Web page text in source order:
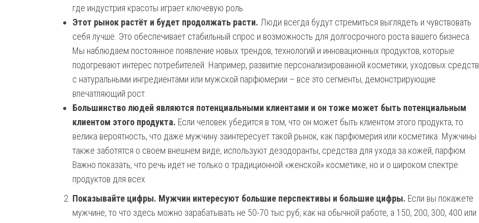
где индустрия красоты играет ключевую роль.
Этот рынок растёт и будет продолжать расти. Люди всегда будут стремиться выглядеть и чувствовать
себя лучше. Это обеспечивает стабильный спрос и возможность для долгосрочного роста вашего бизнеса.
Мы наблюдаем постоянное появление новых трендов, технологий и инновационных продуктов, которые
подогревают интерес потребителей. Например, развитие персонализированной косметики, уходовых средств
с натуральными ингредиентами или мужской парфюмерии – все это сегменты, демонстрирующие
впечатляющий рост.
Большинство людей являются потенциальными клиентами и он тоже может быть потенциальным
клиентом этого продукта. Если человек убедится в том, что он может быть клиентом этого продукта, то
велика вероятность, что даже мужчину заинтересует такой рынок, как парфюмерия или косметика. Мужчины
также заботятся о своем внешнем виде, используют дезодоранты, средства для ухода за кожей, парфюм.
Важно показать, что речь идет не только о традиционной «женской» косметике, но и о широком спектре
продуктов для всех.
Показывайте цифры. Мужчин интересуют большие перспективы и большие цифры. Если вы покажете
мужчине, то что здесь можно зарабатывать не 50-70 тыс руб, как на обычной работе, а 150, 200, 300, 400 или